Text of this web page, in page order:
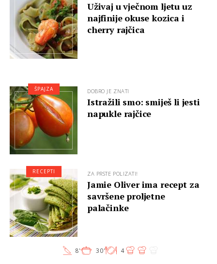
Uživaj u vječnom ljetu uz
najfinije okuse kozica i
cherry rajčica
DOBRO JE ZNATI
Istražili smo: smiješ li jesti
napukle rajčice
ŠPAJZA
ZA PRSTE POLIZATI!
Jamie Oliver ima recept za
savršene proljetne
palačinke
8' 30' 4
RECEPTI